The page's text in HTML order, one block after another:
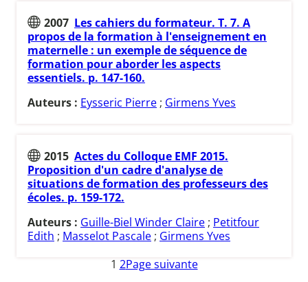
2007 Les cahiers du formateur. T. 7. A
propos de la formation à l'enseignement en
maternelle : un exemple de séquence de
formation pour aborder les aspects
essentiels. p. 147-160.
Auteurs : Eysseric Pierre ; Girmens Yves
2015 Actes du Colloque EMF 2015.
Proposition d'un cadre d'analyse de
situations de formation des professeurs des
écoles. p. 159-172.
Auteurs : Guille-Biel Winder Claire ; Petitfour
Edith ; Masselot Pascale ; Girmens Yves
1 2Page suivante